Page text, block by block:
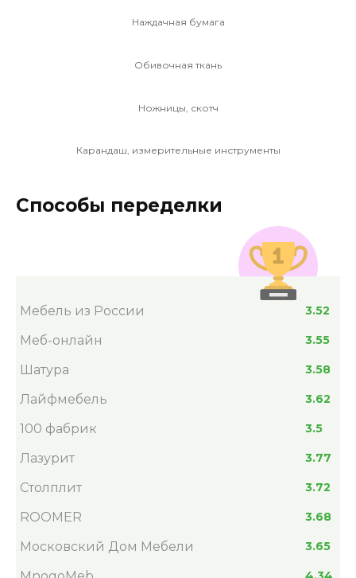
Наждачная бумага
Обивочная ткань
Ножницы, скотч
Карандаш, измерительные инструменты
Способы переделки
Мебель из России 3.52
Меб-онлайн 3.55
Шатура 3.58
Лайфмебель 3.62
100 фабрик 3.5
Лазурит 3.77
Столплит 3.72
ROOMER 3.68
Московский Дом Мебели 3.65